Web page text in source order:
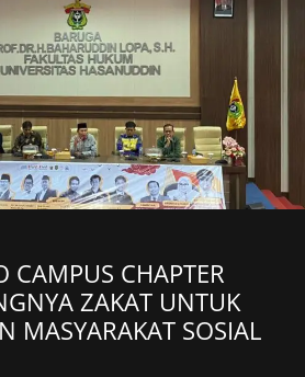
CAMPUS CHAPTER
ZAKAT UNTUK
MASYARAKAT SOSIAL